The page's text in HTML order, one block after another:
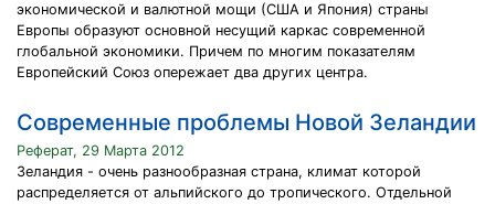
экономической и валютной мощи (США и Япония) страны
Европы образуют основной несущий каркас современной
глобальной экономики. Причем по многим показателям
Европейский Союз опережает два других центра.
Современные проблемы Новой Зеландии
Реферат, 29 Марта 2012
Зеландия - очень разнообразная страна, климат которой
распределяется от альпийского до тропического. Отдельной